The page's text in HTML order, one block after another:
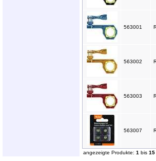
563001
563002
563003
563007
angezeigte Produkte: 1 bis 15